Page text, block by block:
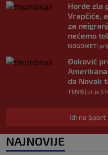
Horde zla
Vrapčiće,
za
nećemo
NOGOMET|
Đoković
da Novak
TENIS| prije 5 h
Nakon
podršku i
NOGOMET|
Idi na Sport
NAJNOVIJE